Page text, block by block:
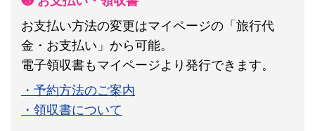
お支払い方法の変更はマイページの「旅行代
金・お支払い」から可能。
電子領収書もマイページより発行できます。
・予約方法のご案内
・領収書について